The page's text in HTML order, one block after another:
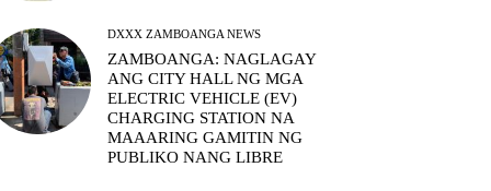
DXXX ZAMBOANGA NEWS
ZAMBOANGA: NAGLAGAY
ANG CITY HALL NG MGA
ELECTRIC VEHICLE (EV)
CHARGING STATION NA
MAAARING GAMITIN NG
PUBLIKO NANG LIBRE